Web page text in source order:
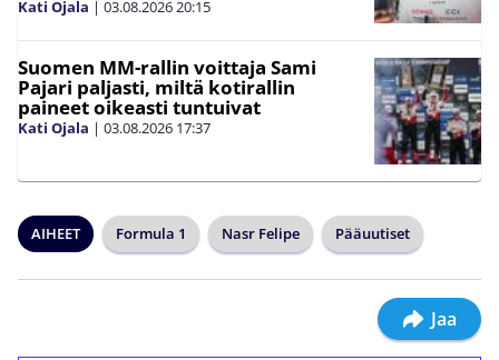
Kati Ojala | 03.08.202620:15
Suomen MM-rallin voittaja Sami
Pajari paljasti, miltä kotirallin
paineet oikeasti tuntuivat
Kati Ojala | 03.08.2026 17:37
AIHEET Formula 1 Nasr Felipe Pääuutiset
Jaa